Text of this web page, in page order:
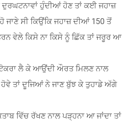
ਦੁਰਘਟਨਾਵਾਂ ਹੁੰਦੀਆਂ ਹੋਣ ਤਾਂ ਕਈ ਜਹਾਜ਼
ਜਾਣੇ ਸੀ ਕਿਉਂਕਿ ਜਹਾਜ਼ ਦੀਆਂ 150 ਤੋਂ
ਵੇਲੇ ਕਿਸੇ ਨਾ ਕਿਸੇ ਨੂੰ ਛਿੱਕ ਤਾਂ ਜਰੂਰ ਆ
ਟੋਕਰਾ ਲੈ ਕੇ ਆਉਂਦੀ ਔਰਤ ਮਿਲਣ ਨਾਲ
ਤਾਂ ਦੂਜਿਆਂ ਨੇ ਜਾਣ ਬੁੱਝ ਕੇ ਤੁਹਾਡੇ ਅੱਗੇ
ਵਿੱਚ ਰੱਖਣ ਨਾਲ ਪੜ੍ਹਨਾ ਆ ਜਾਂਦਾ ਤਾਂ